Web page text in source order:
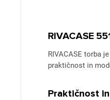
RIVACASE
RIVACASE torba
praktičnost in
Praktičnost